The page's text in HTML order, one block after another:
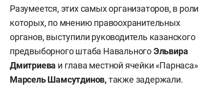
Разумеется, этих самых организаторов, в роли
которых, по мнению правоохранительных
органов, выступили руководитель казанского
предвыборного штаба НавальногоЭльвира
Дмитриева и глава местной ячейки «Парнаса»
Марсель Шамсутдинов,также задержали.